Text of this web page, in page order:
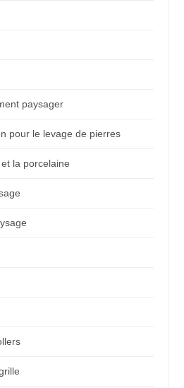
paysager
pour le levage de pierres
la porcelaine